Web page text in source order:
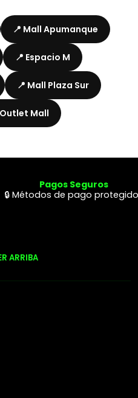
📍 Mall Apumanque
📍 Espacio M
📍 Mall Plaza Sur
Mall
Pagos Seguros
🔒 Métodos de pago
ARRIBA